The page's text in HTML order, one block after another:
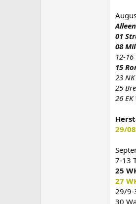
01
08
12-
15
23
25
26
29/
7-13
25
27
29/9-
30